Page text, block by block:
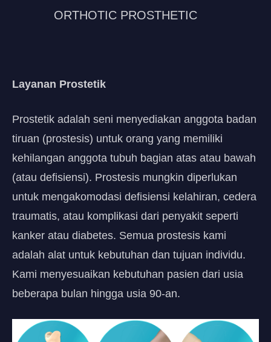
ORTHOTIC PROSTHETIC
Layanan Prostetik
Prostetik adalah seni menyediakan anggota badan
tiruan (prostesis) untuk orang yang memiliki
kehilangan anggota tubuh bagian atas atau bawah
(atau defisiensi). Prostesis mungkin diperlukan
untuk mengakomodasi defisiensi kelahiran, cedera
traumatis, atau komplikasi dari penyakit seperti
kanker atau diabetes. Semua prostesis kami
adalah alat untuk kebutuhan dan tujuan individu.
Kami menyesuaikan kebutuhan pasien dari usia
beberapa bulan hingga usia 90-an.